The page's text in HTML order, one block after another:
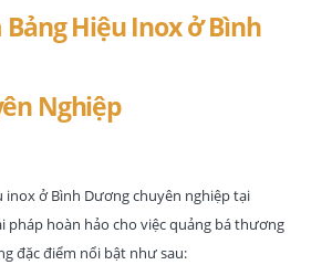
Bảng Hiệu Inox ở Bình
Nghiệp
inox ở Bình Dương chuyên nghiệp tại
pháp hoàn hảo cho việc quảng bá thương
đặc điểm nổi bật như sau: